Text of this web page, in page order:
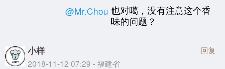
@Mr.Chou 也对噶，没有注意这个香
味的问题？
小样
2018-11-12 07:29 - 福建省
回复